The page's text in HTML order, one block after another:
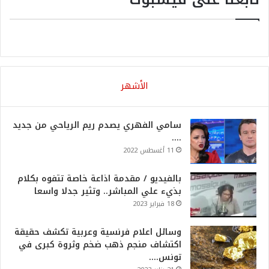
الأشهر
سامي الفهري يصدم ريم الرياحي من جديد
….
11 أغسطس 2022
بالفيديو / مقدمة اذاعة خاصة تتفوه بكلام
بذيء علي المباشر.. وتثير جدلا واسعا
18 فبراير 2023
وسائل اعلام فرنسية وعربية تكشف حقيقة
اكتشاف منجم ذهب ضخم وثروة كبرى في
تونس….